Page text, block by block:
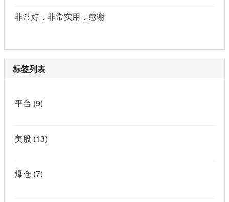
非常好，非常实用，感谢
标签列表
平台 (9)
美股 (13)
爆仓 (7)